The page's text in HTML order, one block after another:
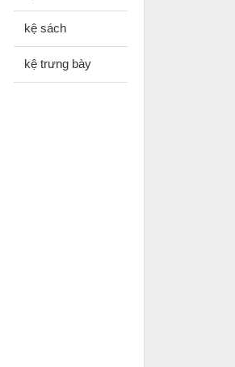
kệ sách
kệ trưng bày